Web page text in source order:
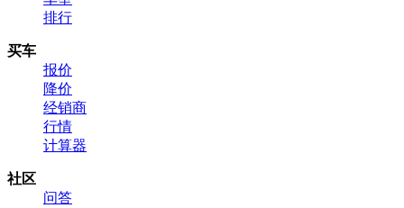
排行
买车
报价
降价
经销商
行情
计算器
社区
问答